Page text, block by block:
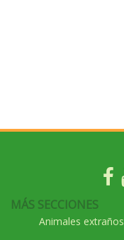
MÁS SECCIONES
Animales extraños